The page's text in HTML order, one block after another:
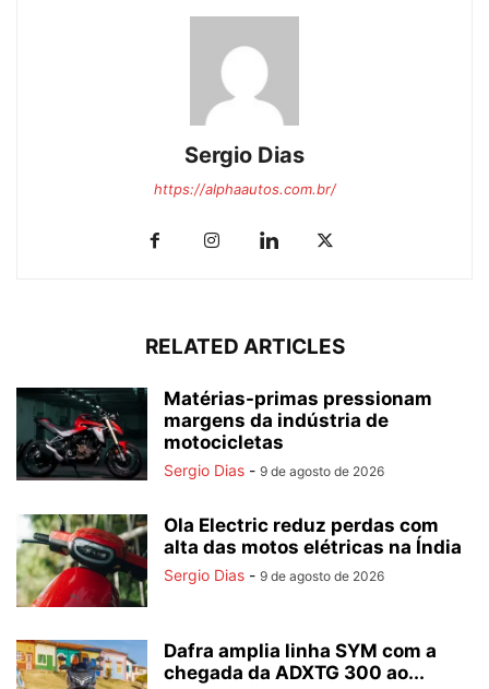
Sergio Dias
https://alphaautos.com.br/
RELATED ARTICLES
Matérias-primas pressionam
margens da indústria de
motocicletas
Sergio Dias - 9 de agosto de 2026
Ola Electric reduz perdas com
alta das motos elétricas na Índia
Sergio Dias - 9 de agosto de 2026
Dafra amplia linha SYM com a
chegada da ADXTG 300 ao...